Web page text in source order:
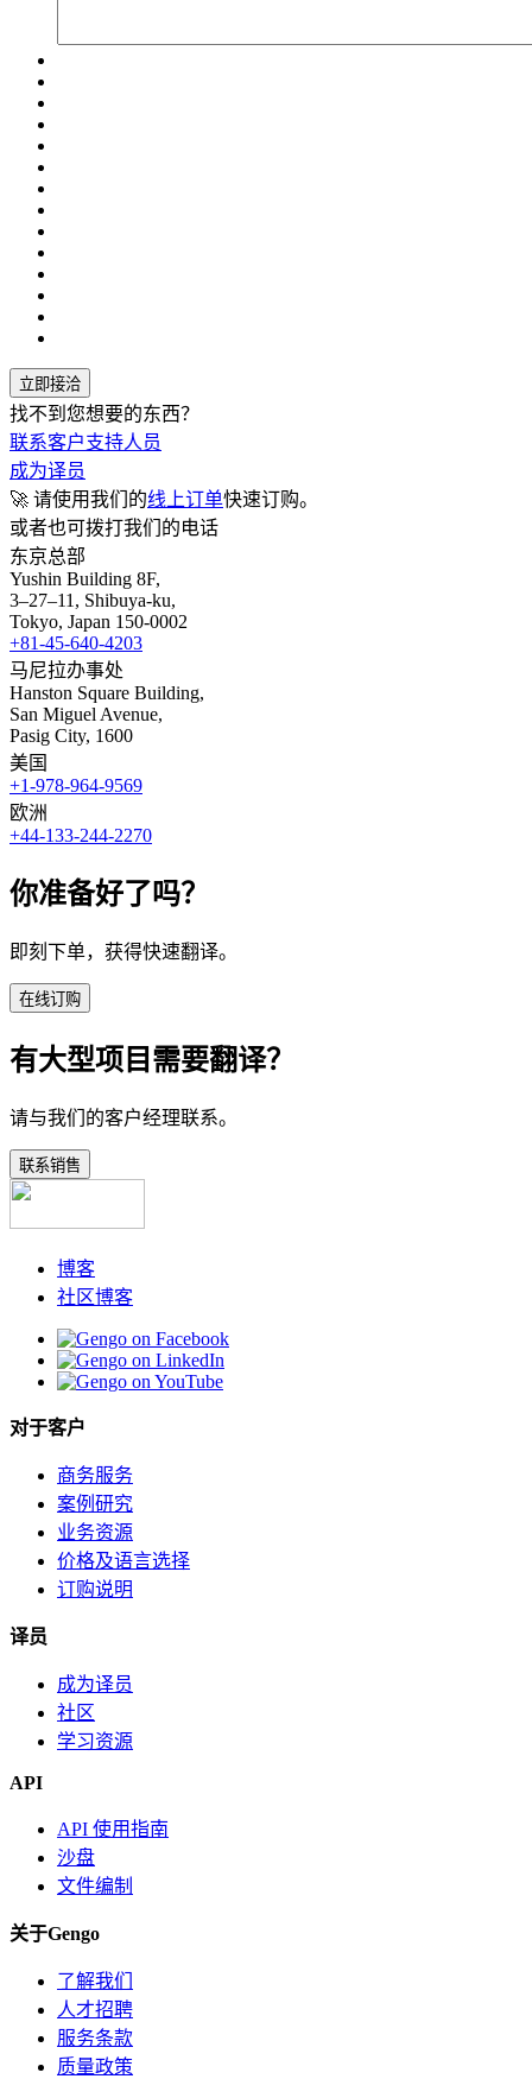
找不到您想要的东西？
联系客户支持人员
成为译员
🚀 请使用我们的线上订单快速订购。
或者也可拨打我们的电话
东京总部
Yushin Building 8F,
3–27–11, Shibuya-ku,
Tokyo, Japan 150-0002
+81-45-640-4203
马尼拉办事处
Hanston Square Building,
San Miguel Avenue,
Pasig City, 1600
美国
+1-978-964-9569
欧洲
+44-133-244-2270
你准备好了吗？
即刻下单，获得快速翻译。
在线订购
有大型项目需要翻译？
请与我们的客户经理联系。
联系销售
博客
社区博客
对于客户
商务服务
案例研究
业务资源
价格及语言选择
订购说明
译员
成为译员
社区
学习资源
API
API 使用指南
沙盘
文件编制
关于Gengo
了解我们
人才招聘
服务条款
质量政策